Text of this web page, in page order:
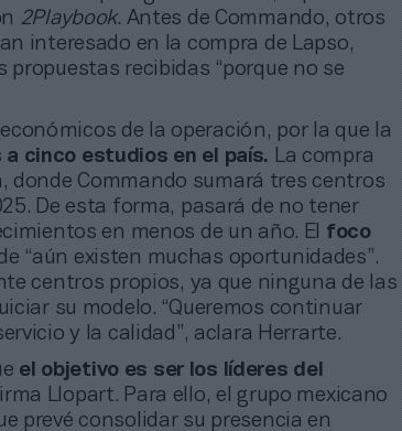
2Playbook. Antes de Commando, otros
interesado en la compra de Lapso,
recibidas “porque no se
de la operación, por la que la
cinco estudios en el país. La compra
donde Commando sumará tres centros
De esta forma, pasará de no tener
en menos de un año. El foco
“aún existen muchas oportunidades”.
centros propios, ya que ninguna de las
su modelo. “Queremos continuar
y la calidad”, aclara Herrarte.
el objetivo es ser los líderes del
Llopart. Para ello, el grupo mexicano
prevé consolidar su presencia en